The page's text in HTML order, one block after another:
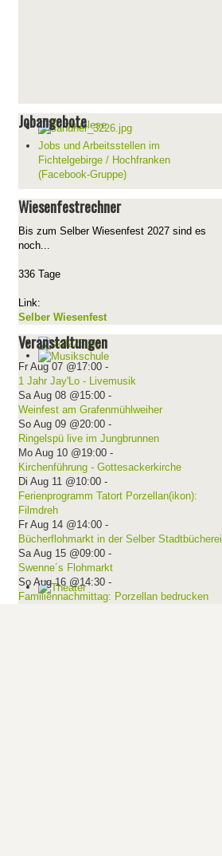
Jobangebote
Jobs und Arbeitsstellen im
Fichtelgebirge / Hochfranken
(Facebook-Gruppe)
Wiesenfestrechner
Bis zum Selber Wiesenfest 2027 sind es
noch...
336 Tage
Link:
Selber Wiesenfest
Veranstaltungen
Fr Aug 07 @17:00-
1 Jahr Jay'Lo - Livemusik
Sa Aug 08 @15:00-
Weinfest am Grafenmühlweiher
So Aug 09 @20:00-
Ringelspü live im Jungbrunnen
Mo Aug 10 @19:00-
Kirchenführung - Gottesackerkirche
Di Aug 11 @10:00-
Ferienprogramm Tatort Porzellan(ikon):
Filmdreh
Fr Aug 14 @14:00-
Bücherflohmarkt in der Selber Stadtbücherei
Sa Aug 15 @09:00-
Swenne´s Flohmarkt
So Aug 16 @14:30-
Familiennachmittag: Porzellan bedrucken